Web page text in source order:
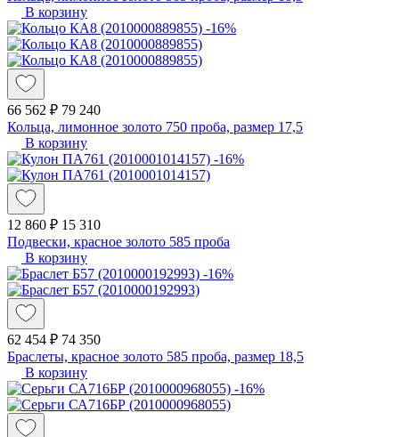
В корзину
-16%
66 562 ₽ 79 240
Кольца, лимонное золото 750 проба, размер 17,5
В корзину
-16%
12 860 ₽ 15 310
Подвески, красное золото 585 проба
В корзину
-16%
62 454 ₽ 74 350
Браслеты, красное золото 585 проба, размер 18,5
В корзину
-16%